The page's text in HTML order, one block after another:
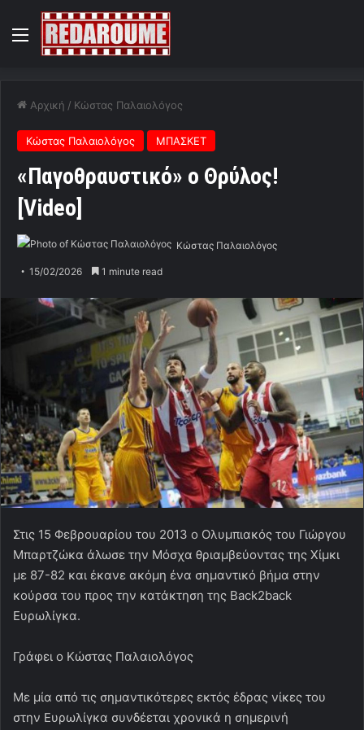
Menu
Αρχική / Κώστας Παλαιολόγος
Κώστας Παλαιολόγος ΜΠΑΣΚΕΤ
«Παγοθραυστικό» ο Θρύλος!
[Video]
Κώστας Παλαιολόγος
15/02/2026 1 minute read
Στις 15 Φεβρουαρίου του 2013 ο Ολυμπιακός του Γιώργου
Μπαρτζώκα άλωσε την Μόσχα θριαμβεύοντας της Χίμκι
με 87-82 και έκανε ακόμη ένα σημαντικό βήμα στην
κούρσα του προς την κατάκτηση της Back2back
Ευρωλίγκα.
Γράφει ο Κώστας Παλαιολόγος
Με μία από τις σημαντικότερες εκτός έδρας νίκες του
στην Ευρωλίγκα συνδέεται χρονικά η σημερινή